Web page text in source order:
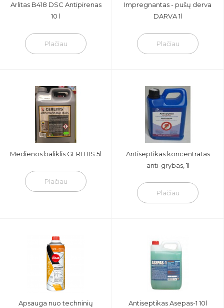
Arlitas B418 DSC Antipirenas
10 l
Plačiau
Impregnantas - pušų derva
DARVA 1l
Plačiau
Medienos baliklis GERLITIS 5l
Plačiau
Antiseptikas koncentratas
anti-grybas, 1l
Plačiau
Apsauga nuo techninių
Antiseptikas Asepas-1 10l